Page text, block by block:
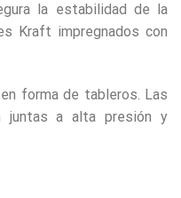
la estabilidad de la
Kraft impregnados con
forma de tableros. Las
juntas a alta presión y